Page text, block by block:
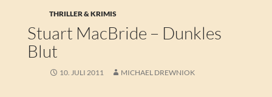
THRILLER & KRIMIS
Stuart MacBride – Dunkles
Blut
10. JULI 2011 MICHAEL DREWNIOK